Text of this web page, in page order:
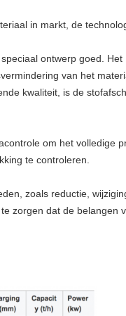
in markt, de
ontwerp goed. Het
van het
kwaliteit, is de
om het volledige
te controleren.
zoals reductie,
zorgen dat de belangen